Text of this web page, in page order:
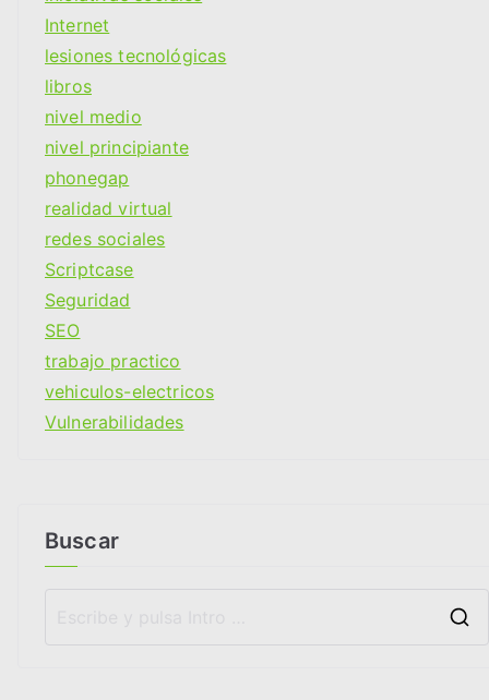
Internet
lesiones tecnológicas
libros
nivel medio
nivel principiante
phonegap
realidad virtual
redes sociales
Scriptcase
Seguridad
SEO
trabajo practico
vehiculos-electricos
Vulnerabilidades
Buscar